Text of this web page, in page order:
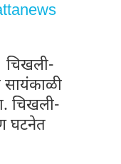
चिखली-
सायंकाळी
चिखली-
घटनेत